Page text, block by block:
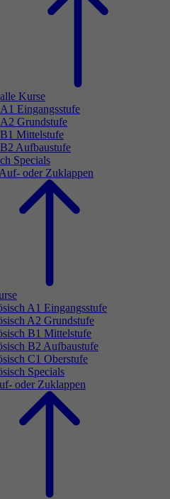
alle Kurse
A1 Eingangsstufe
A2 Grundstufe
B1 Mittelstufe
B2 Aufbaustufe
Specials
Auf- oder Zuklappen
A1 Eingangsstufe
A2 Grundstufe
B1 Mittelstufe
B2 Aufbaustufe
C1 Oberstufe
Specials
oder Zuklappen